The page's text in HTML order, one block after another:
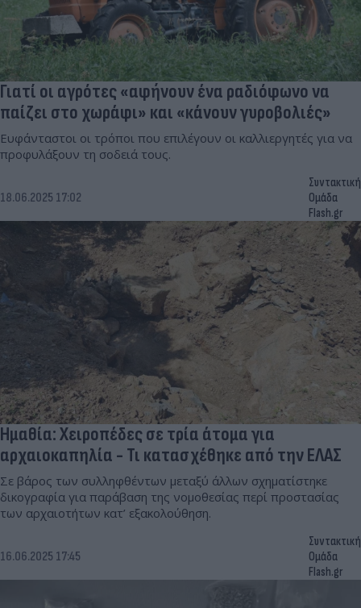
Γιατί οι αγρότες «αφήνουν ένα ραδιόφωνο να
παίζει στο χωράφι» και «κάνουν γυροβολιές»
Ευφάνταστοι οι τρόποι που επιλέγουν οι καλλιεργητές για να
προφυλάξουν τη σοδειά τους.
18.06.2025 17:02
Συντακτική
Ομάδα
Flash.gr
Ημαθία: Χειροπέδες σε τρία άτομα για
αρχαιοκαπηλία - Τι κατασχέθηκε από την ΕΛΑΣ
Σε βάρος των συλληφθέντων μεταξύ άλλων σχηματίστηκε
δικογραφία για παράβαση της νομοθεσίας περί προστασίας
των αρχαιοτήτων κατ’ εξακολούθηση.
16.06.2025 17:45
Συντακτική
Ομάδα
Flash.gr